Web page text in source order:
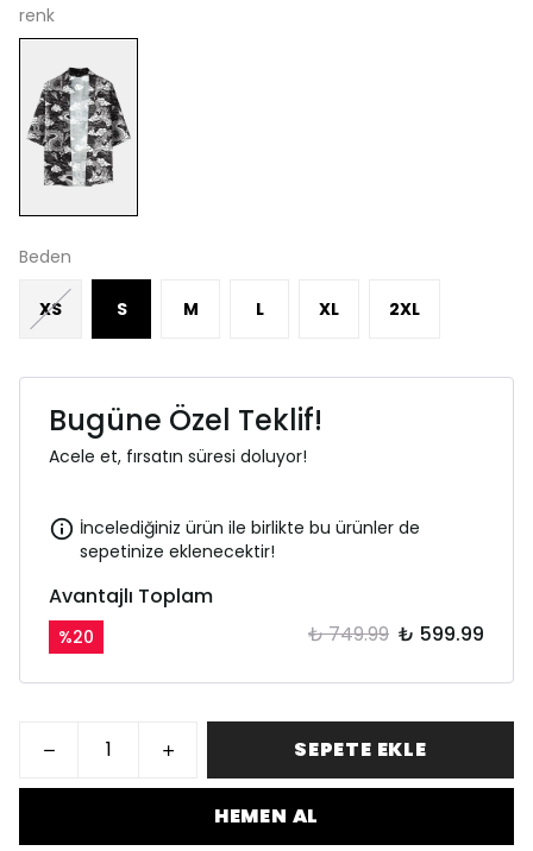
renk
Beden
XS S M L XL 2XL
Bugüne Özel Teklif!
Acele et, fırsatın süresi doluyor!
İncelediğiniz ürün ile birlikte bu ürünler de
sepetinize eklenecektir!
Avantajlı Toplam
%20 ₺ 749.99 ₺ 599.99
SEPETE EKLE
HEMEN AL